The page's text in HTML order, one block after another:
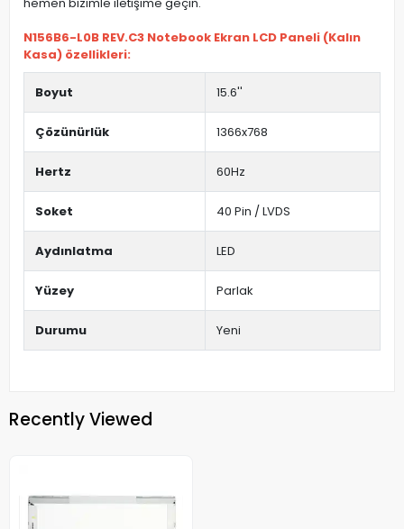
N156B6-L0B REV.C3 Notebook Ekran LCD Paneli (Kalın
Kasa) özellikleri:
Boyut 15.6''
Çözünürlük 1366x768
Hertz 60Hz
Soket 40 Pin / LVDS
Aydınlatma LED
Yüzey Parlak
Durumu Yeni
Recently Viewed